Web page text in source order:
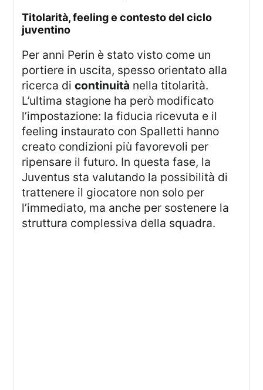
titolarità, feeling e contesto del ciclo
juventino
Per anni Perin è stato visto come un
portiere in uscita, spesso orientato alla
ricerca dicontinuità nella titolarità.
L’ultima stagione ha però modificato
l’impostazione: la fiducia ricevuta e il
feeling instaurato con Spalletti hanno
creato condizioni più favorevoli per
ripensare il futuro. In questa fase, la
Juventus sta valutando la possibilità di
trattenere il giocatore non solo per
l’immediato, ma anche per sostenere la
struttura complessiva della squadra.